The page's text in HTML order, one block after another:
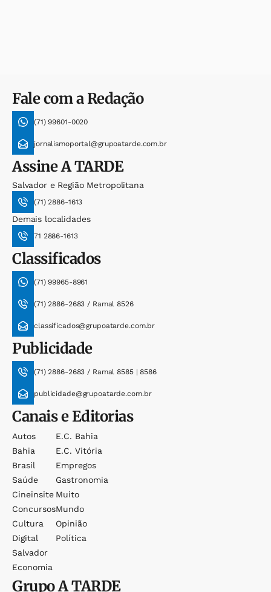
Fale com a Redação
(71) 99601-0020
jornalismoportal@grupoatarde.com.br
AssineA TARDE
Salvador e Região Metropolitana
(71) 2886-1613
Demais localidades
71 2886-1613
Classificados
(71) 99965-8961
(71) 2886-2683 / Ramal 8526
classificados@grupoatarde.com.br
Publicidade
(71) 2886-2683 / Ramal 8585 | 8586
publicidade@grupoatarde.com.br
Canais e Editorias
Autos
Bahia
Brasil
Saúde
Cineinsite
Concursos
Cultura
Digital
Salvador
Economia
E.c. Bahia
E.c. Vitória
Empregos
Gastronomia
Muito
Mundo
Opinião
Política
GrupoA TARDE